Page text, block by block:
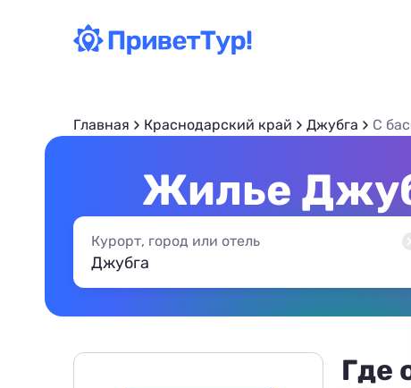
Главная Краснодарский край Джубга С
Жилье
Курорт, город или отель
Где